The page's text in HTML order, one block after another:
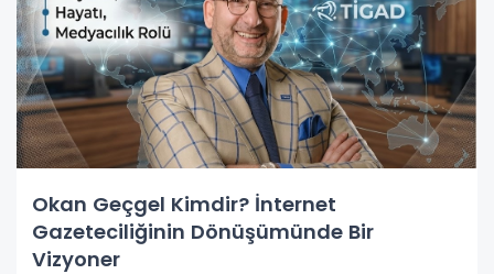
Okan Geçgel Kimdir? İnternet
Gazeteciliğinin Dönüşümünde Bir
Vizyoner